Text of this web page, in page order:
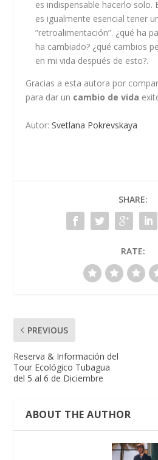
es indispensable hacerlo solo.
es igualmente esencial tener
”retroalimentación”. ¿qué ha
ha cambiado? ¿qué cambios
en mi vida después de esto?.
Gracias a esta autora por
para dar un cambio de vida
Autor:Svetlana Pokrevskaya
SHARE:
RATE:
PREVIOUS
Reserva & Información del
Tour Ecológico Tubagua
del 5 al 6 de Diciembre
ABOUT THE AUTHOR